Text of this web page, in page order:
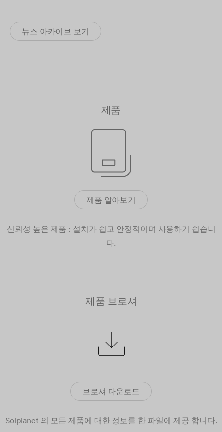
뉴스 아카이브 보기
제품
제품 알아보기
신뢰성 높은 제품 : 설치가 쉽고 안정적이며 사용하기 쉽습니
다.
제품 브로셔
브로셔 다운로드
Solplanet 의 모든 제품에 대한 정보를 한 파일에 제공 합니다.